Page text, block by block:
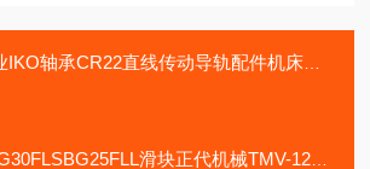
IKO轴承CR22直线传动导轨配件机床自动化
滑块正代机械TMV-1272加工中机导轨